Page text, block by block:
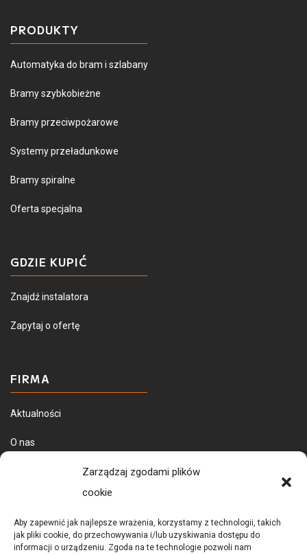
Zarządzaj zgodami plików
cookie
Aby zapewnić jak najlepsze wrażenia, korzystamy z technologii, takich
jak pliki cookie, do przechowywania i/lub uzyskiwania dostępu do
informacji o urządzeniu. Zgoda na te technologie pozwoli nam
PRODUKTY
Automatyka do bram i szlabany
Bramy szybkobieżne
Bramy przeciwpożarowe
Systemy przeładunkowe
Bramy spiralne
Oferta specjalna
GDZIE KUPIĆ
Znajdź instalatora
Zapytaj o ofertę
FIRMA
Aktualności
O nas
Dostawa towarów